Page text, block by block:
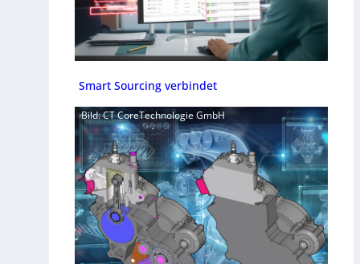
Smart Sourcing verbindet
Bild: CT CoreTechnologie GmbH